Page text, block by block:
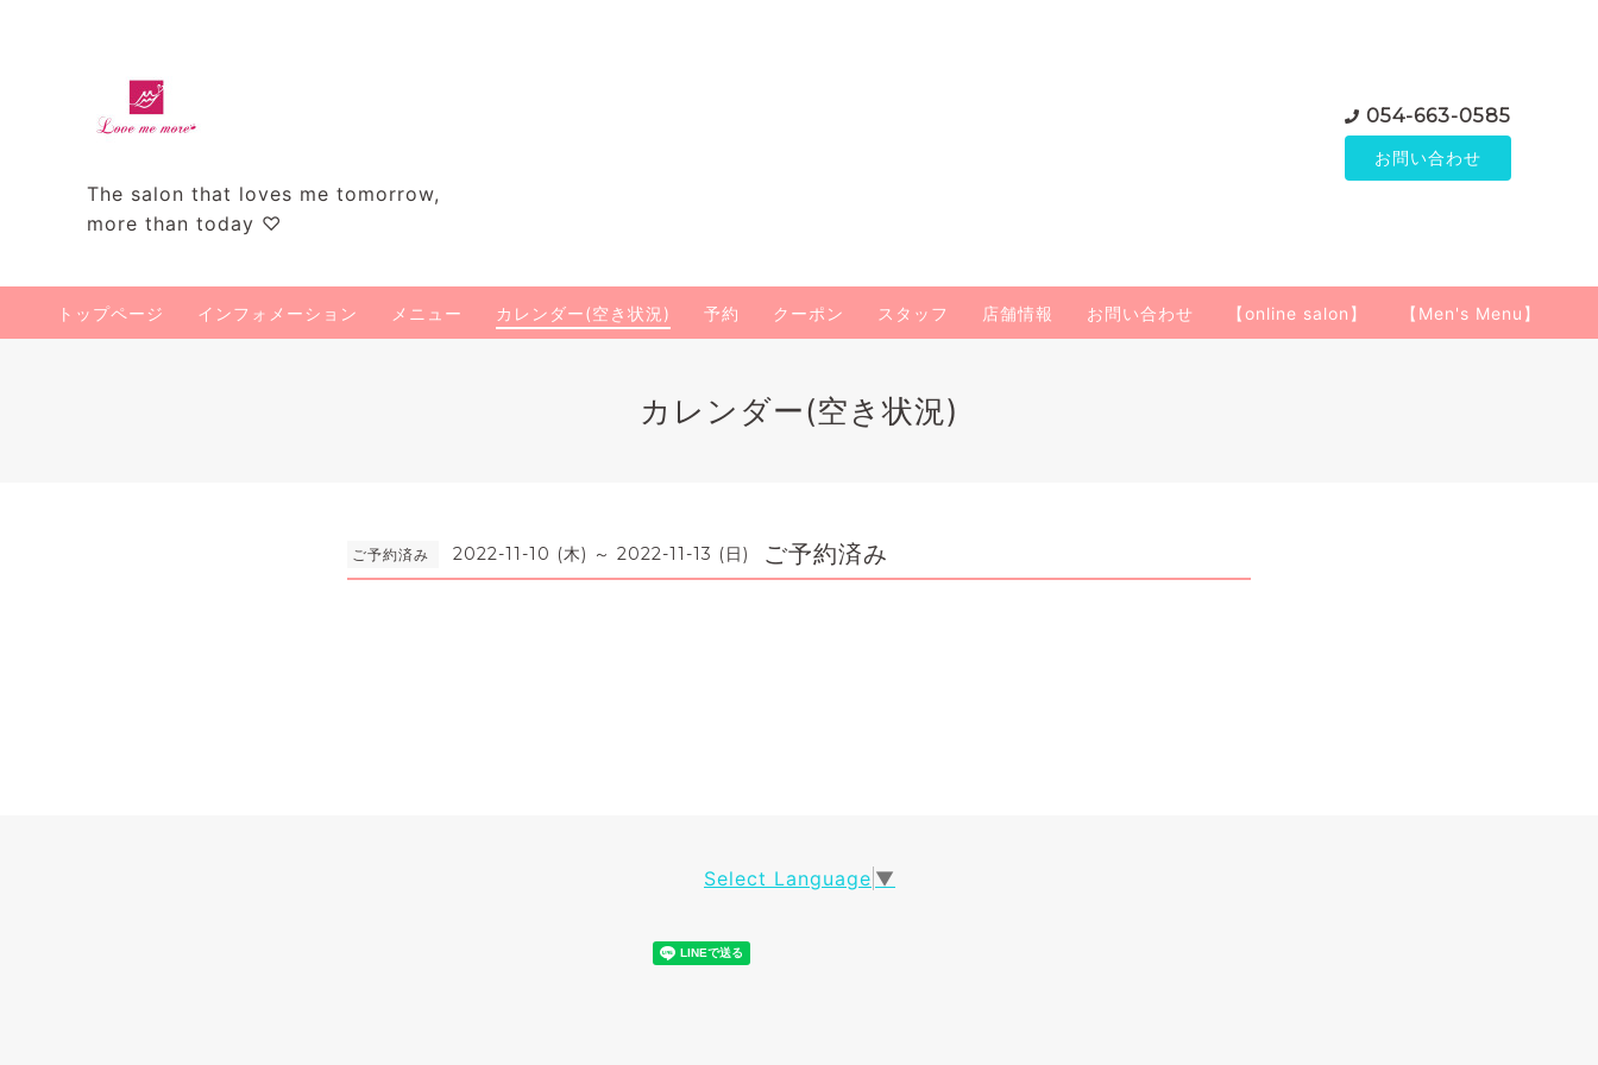
The salon that loves me tomorrow,
more than today ♡
054-663-0585
お問い合わせ
トップページ インフォメーション メニュー カレンダー(空き状況) 予約 クーポン スタッフ 店舗情報 お問い合わせ 【online salon】 【Men's Menu】
カレンダー(空き状況)
ご予約済み 2022-11-10 (木) ～ 2022-11-13 (日) ご予約済み
Select Language ▼